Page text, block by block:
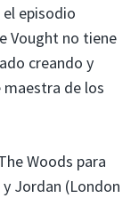
episodio
Vought no tiene
creando y
maestra de los
Woods para
Jordan (London